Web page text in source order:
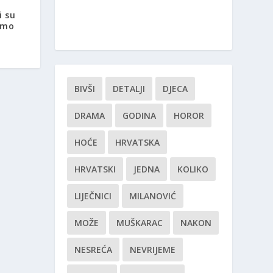
su
BIVŠI DETALJI DJECA
DRAMA GODINA HOROR
HOĆE HRVATSKA
HRVATSKI JEDNA KOLIKO
LIJEČNICI MILANOVIĆ
MOŽE MUŠKARAC NAKON
NESREĆA NEVRIJEME